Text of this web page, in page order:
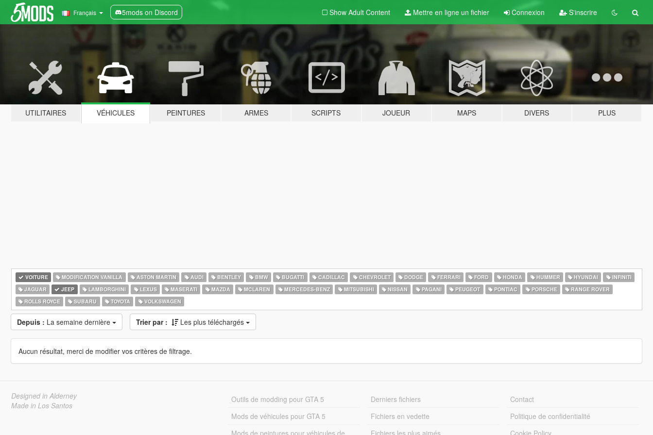
Français 5mods on Discord Show Adult Content Mettre en ligne un fichier Connexion S'inscrire
UTILITAIRES VÉHICULES PEINTURES ARMES SCRIPTS JOUEUR MAPS DIVERS PLUS
VOITURE MODIFICATION VANILLA ASTON MARTIN AUDI BENTLEY BMW BUGATTI CADILLAC CHEVROLET DODGE FERRARI FORD HONDA HUMMER HYUNDAI
INFINITI
JAGUAR
JEEP LAMBORGHINI LEXUS MASERATI MAZDA MCLAREN MERCEDES-BENZ MITSUBISHI NISSAN PAGANI PEUGEOT PONTIAC PORSCHE
RANGE ROVER
ROLLS ROYCE
SUBARU TOYOTA VOLKSWAGEN
Depuis : La semaine dernière Trier par : Les plus téléchargés
Aucun résultat, merci de modifier vos critères de filtrage.
Designed in Alderney
Made in Los Santos
Outils de modding pour GTA 5
Mods de véhicules pour GTA 5
Mods de peintures pour véhicules de
Derniers fichiers
Fichiers en vedette
Fichiers les plus aimés
Contact
Politique de confidentialité
Cookie Policy